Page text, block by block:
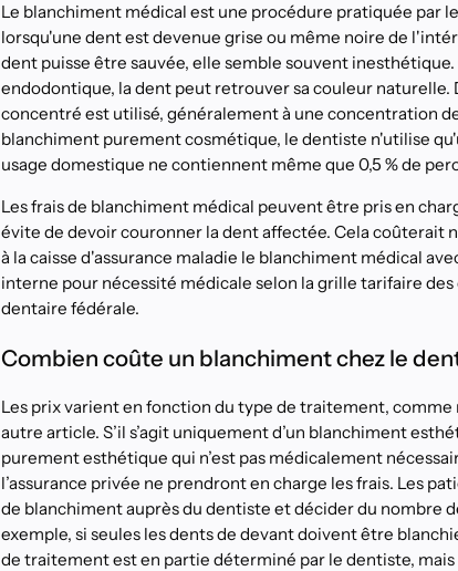
Le blanchiment médical est une procédure pratiquée par
lorsqu'une dent est devenue grise ou même noire de
dent puisse être sauvée, elle semble souvent
endodontique, la dent peut retrouver sa couleur
concentré est utilisé, généralement à une concentration
blanchiment purement cosmétique, le dentiste n'utilise
usage domestique ne contiennent même que 0,5 % de
Les frais de blanchiment médical peuvent être pris en
évite de devoir couronner la dent affectée. Cela coûterait
à la caisse d'assurance maladie le blanchiment médical
interne pour nécessité médicale selon la grille tarifaire
dentaire fédérale.
Combien coûte un blanchiment chez le
Les prix varient en fonction du type de traitement, comme
autre article. S’il s’agit uniquement d’un blanchiment
purement esthétique qui n’est pas médicalement
l’assurance privée ne prendront en charge les frais. Les
de blanchiment auprès du dentiste et décider du nombre
exemple, si seules les dents de devant doivent être
de traitement est en partie déterminé par le dentiste,